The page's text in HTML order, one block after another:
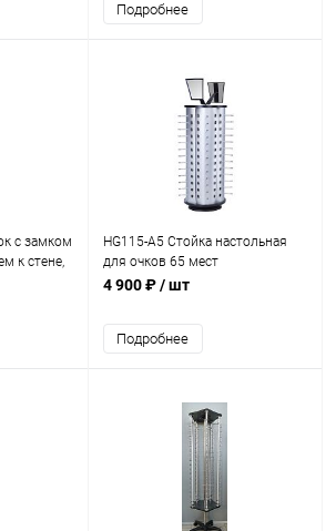
Подробнее
с замком
к стене,
HG115-A5 Стойка настольная
для очков 65 мест
4 900 ₽/ шт
Подробнее